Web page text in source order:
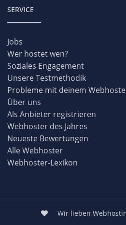
SERVICE
Jobs
Wer hostet wen?
Soziales Engagement
Unsere Testmethodik
Probleme mit deinem
Über uns
Als Anbieter registrieren
Webhoster des Jahres
Neueste Bewertungen
Alle Webhoster
Webhoster-Lexikon
Wir lieben